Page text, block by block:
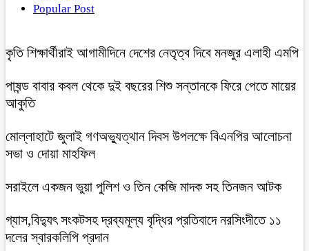
Popular Post
কৃতি শিক্ষার্থীরাই আগামীদিনে দেশের নেতৃত্ব দিবে মনজুর এলাহী এমপি
পাষন্ড বাবার কবল থেকে দুই বছরের শিশু সন্তানকে ফিরে পেতে মায়ের
আকুতি
মোল্লাহাটে জুলাই গণঅভ্যুত্থান দিবস উপলক্ষে বিএনপির আলোচনা
সভা ও দোয়া মাহফিল
সরাইলে একজন ভুয়া পুলিশ ও তিন কেজি মাদক সহ তিনজন আটক
গ্যাস,বিদ্যুৎ সংকটসহ দ্রব্যমূল্য বৃদ্ধির প্রতিবাদে নরসিংদীতে ১১
দলের স্বারকলিপি প্রদান